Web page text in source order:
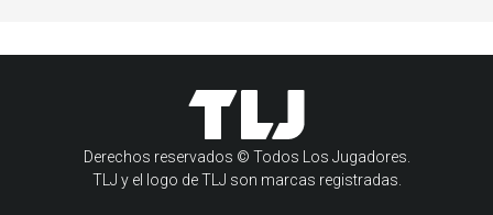
Derechos reservados © Todos Los Jugadores.
TLJ y el logo de TLJ son marcas registradas.